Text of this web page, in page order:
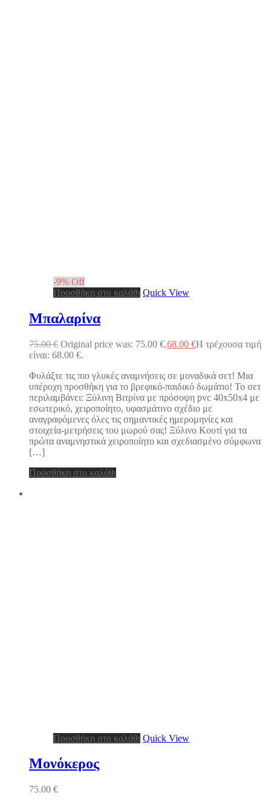
-9% Off
Προσθήκη στο καλάθι Quick View
Μπαλαρίνα
75.00€ Original price was: 75.00 €.68.00 €Η τρέχουσα τιμή
είναι: 68.00 €.
Φυλάξτε τις πιο γλυκές αναμνήσεις σε μοναδικά σετ! Μια
υπέροχη προσθήκη για το βρεφικό-παιδικό δωμάτιο! Το σετ
περιλαμβάνει: Ξύλινη Βιτρίνα με πρόσοψη pvc 40x50x4 με
εσωτερικό, χειροποίητο, υφασμάτινο σχέδιο με
αναγραφόμενες όλες τις σημαντικές ημερομηνίες και
στοιχεία-μετρήσεις του μωρού σας! Ξύλινο Κουτί για τα
πρώτα αναμνηστικά χειροποίητο και σχεδιασμένο σύμφωνα
[…]
Προσθήκη στο καλάθι
Προσθήκη στο καλάθι Quick View
Μονόκερος
75.00 €